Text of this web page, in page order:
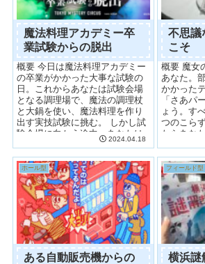
魔法料理アカデミー卒
業試験からの脱出
概要 今日は魔法料理アカデミー
の卒業がかかった大事な試験の
日。これからあなたは試験会場
となる調理場で、魔法の調理杖
と大鍋を使い、魔法料理を作り
出す実技試験に挑む。 しかし試
験会場に向かう途中、あなたは
一輪の青い花を踏んで花粉を...
2024.04.18
不思議
こそ
概要 魔女
あなた。
かかった
「さあパ
ょう。す
つのこら
たらあな
でも残し
なって...
ホール型
ある自動販売機からの
フィールド型
横浜謎